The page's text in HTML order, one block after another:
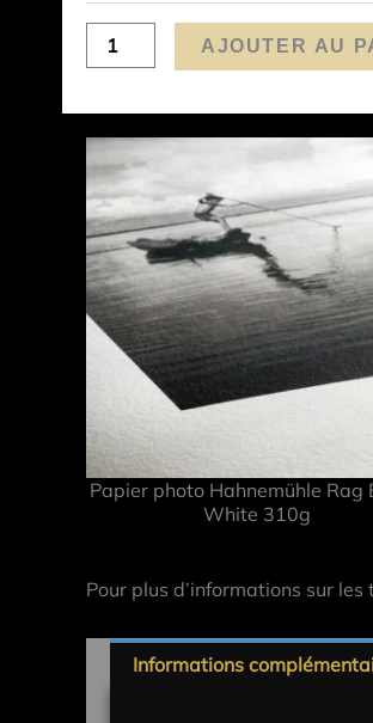
AJOUTER AU
Papier photo Hahnemühle Rag
White 310g
Pour plus d’informations sur
Informations